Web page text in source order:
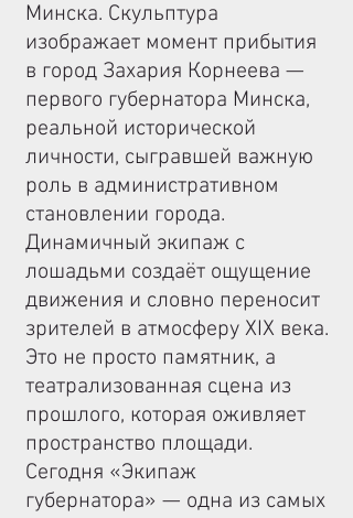
Минска. Скульптура
изображает момент прибытия
в город Захария Корнеева —
первого губернатора Минска,
реальной исторической
личности, сыгравшей важную
роль в административном
становлении города.
Динамичный экипаж с
лошадьми создаёт ощущение
движения и словно переносит
зрителей в атмосферу XIX века.
Это не просто памятник, а
театрализованная сцена из
прошлого, которая оживляет
пространство площади.
Сегодня «Экипаж
губернатора» — одна из самых